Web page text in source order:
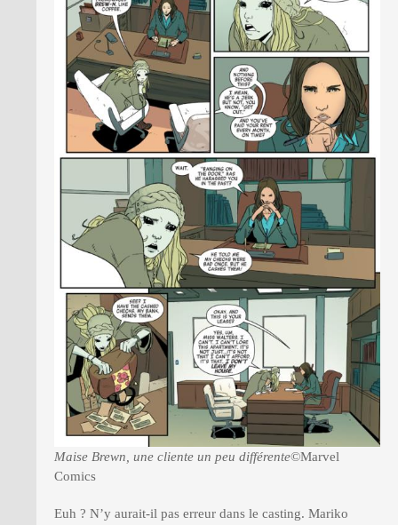
Maise Brewn, une cliente un peu différente©Marvel
Comics
Euh ? N’y aurait-il pas erreur dans le casting. Mariko